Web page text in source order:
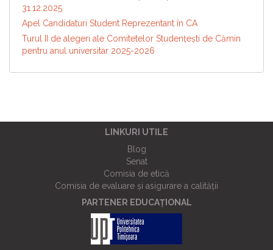
31.12.2025
Apel Candidaturi Student Reprezentant în CA
Turul II de alegeri ale Comitetelor Studențești de Cămin
pentru anul universitar 2025-2026
LINKURI UTILE
Blog
Senat
Comisia de etică
Comisia de evaluare și asigurare a calității
PARTENER EDUCAȚIONAL